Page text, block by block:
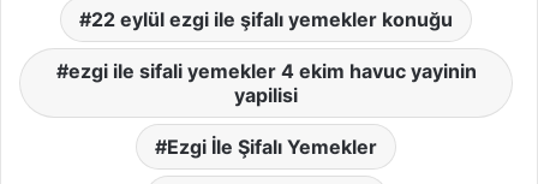
22 eylül ezgi ile şifalı yemekler konuğu
ezgi ile sifali yemekler 4 ekim havuc yayinin
yapilisi
Ezgi İle Şifalı Yemekler